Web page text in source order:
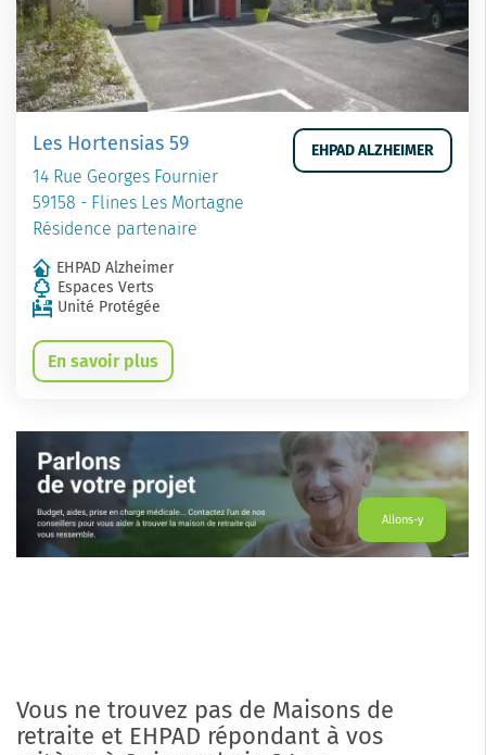
Les Hortensias 59
14 Rue Georges Fournier
59158 - Flines Les Mortagne
Résidence partenaire
EHPAD ALZHEIMER
EHPAD Alzheimer
Espaces Verts
Unité Protégée
En savoir plus
Allons-y
Vous ne trouvez pas de Maisons de
retraite et EHPAD répondant à vos